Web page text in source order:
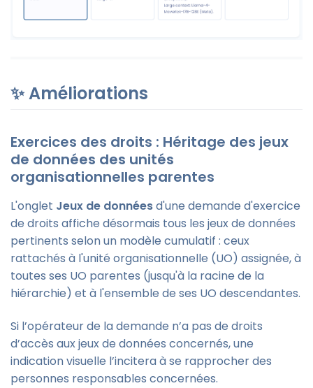
✨ Améliorations
Exercices des droits : Héritage des jeux
de données des unités
organisationnelles parentes
L'onglet Jeux de donnéesd'une demande d'exercice
de droits affiche désormais tous les jeux de données
pertinents selon un modèle cumulatif : ceux
rattachés à l'unité organisationnelle (UO) assignée, à
toutes ses UO parentes (jusqu'à la racine de la
hiérarchie) et à l'ensemble de ses UO descendantes.
Si l’opérateur de la demande n’a pas de droits
d’accès aux jeux de données concernés, une
indication visuelle l’incitera à se rapprocher des
personnes responsables concernées.